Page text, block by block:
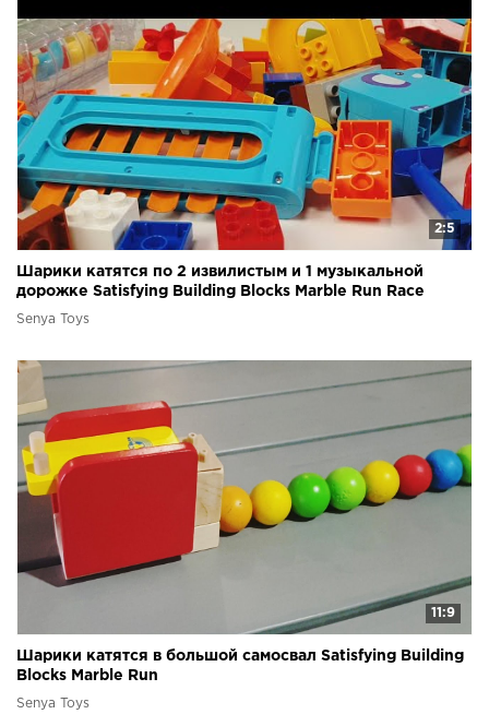
2:5
Шарики катятся по 2 извилистым и 1 музыкальной
дорожке Satisfying Building Blocks Marble Run Race
Senya Toys
11:9
Шарики катятся в большой самосвал Satisfying Building
Blocks Marble Run
Senya Toys